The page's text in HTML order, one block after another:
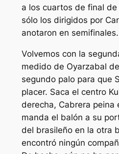
a los cuartos de final de
sólo los dirigidos por
anotaron en semifinales.
Volvemos con la
medido de Oyarzabal
segundo palo para que
placer. Saca el centro
derecha, Cabrera peina
manda el balón a su
del brasileño en la otra
encontró ningún